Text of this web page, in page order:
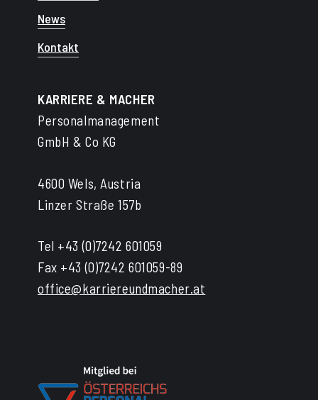
News
Kontakt
KARRIERE & MACHER
Personalmanagement
GmbH & Co KG
4600 Wels, Austria
Linzer Straße 157b
Tel +43 (0)7242 601059
Fax +43 (0)7242 601059-89
office@karriereundmacher.at